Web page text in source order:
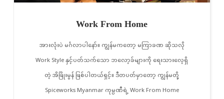
Work From Home
အားလုံးပဲ မင်္ဂလာပါနော်။ ကျွန်မကတော့ မကြာခဏ ဆိုသလို
Work Style နှင့်ပတ်သက်သော ဘလော့ခ်များကို ရေးသားလေ့ရှိ
တဲ့ အိဖြိုးမွန် ဖြစ်ပါတယ်ရှင့်။ ဒီတပတ်မှာတော့ ကျွန်မတို့
Spiceworks Myanmar ကုမ္ပဏီရဲ့ Work From Home